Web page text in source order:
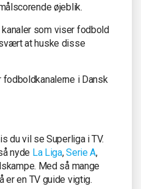
øjeblik.
kanaler som viser fodbold
at huske disse
i Dansk
du vil se Superliga i TV.
nyde La Liga,Serie A,
Med så mange
er en TV guide vigtig.